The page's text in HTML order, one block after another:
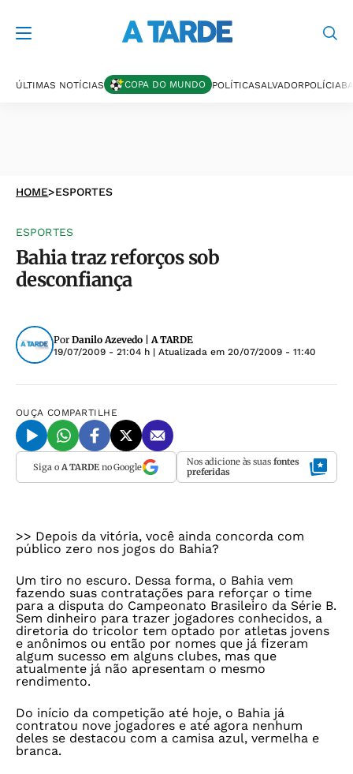
ÚLTIMAS NOTÍCIAS COPA DO MUNDO POLÍTICASALVADORPOLÍCIA
HOME>ESPORTES
ESPORTES
Bahia traz reforços sob
desconfiança
Por Danilo Azevedo | A TARDE
19/07/2009 - 21:04 h | Atualizada em 20/07/2009 - 11:40
OUÇA COMPARTILHE
Siga o A TARDEno Google Nos adicione às suas fontes
preferidas
>> Depois da vitória, você ainda concorda com
público zero nos jogos do Bahia?
Um tiro no escuro. Dessa forma, o Bahia vem
fazendo suas contratações para reforçar o time
para a disputa do Campeonato Brasileiro da Série B.
Sem dinheiro para trazer jogadores conhecidos, a
diretoria do tricolor tem optado por atletas jovens
e anônimos ou então por nomes que já fizeram
algum sucesso em alguns clubes, mas que
atualmente já não apresentam o mesmo
rendimento.
Do início da competição até hoje, o Bahia já
contratou nove jogadores e até agora nenhum
deles se destacou com a camisa azul, vermelha e
branca.